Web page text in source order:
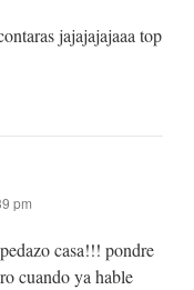
jajajajajaaa top
pm
casa!!! pondre
cuando ya hable